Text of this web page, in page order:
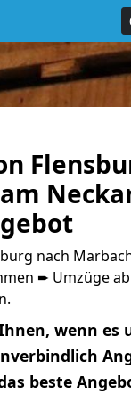
nach
➨ Umzüge
wenn es
beste